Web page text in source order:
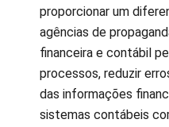
proporcionar um
agências de
financeira e contábil
processos, reduzir
das informações
sistemas contábeis